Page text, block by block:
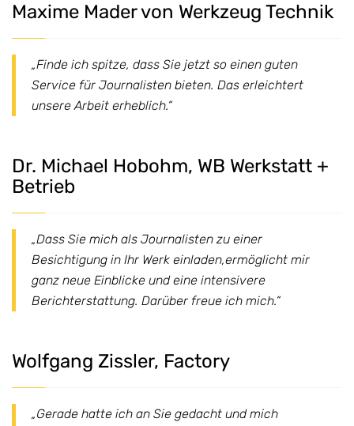
Maxime Mader von Werkzeug Technik
„Finde ich spitze, dass Sie jetzt so einen guten
Service für Journalisten bieten. Das erleichtert
unsere Arbeit erheblich.“
Dr. Michael Hobohm, WB Werkstatt +
Betrieb
„Dass Sie mich als Journalisten zu einer
Besichtigung in Ihr Werk einladen,ermöglicht mir
ganz neue Einblicke und eine intensivere
Berichterstattung. Darüber freue ich mich.“
Wolfgang Zissler, Factory
„Gerade hatte ich an Sie gedacht und mich